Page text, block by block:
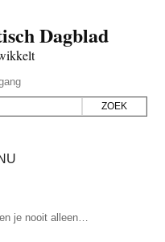
Dagblad
je nooit alleen…